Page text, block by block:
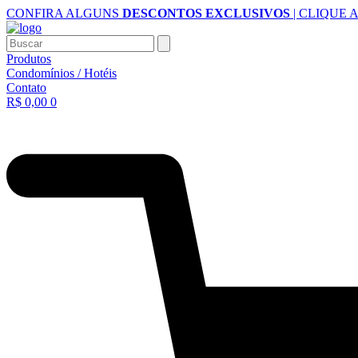
Ir
para
o
conteúdo
CONFIRA ALGUNS DESCONTOS EXCLUSIVOS | CLIQUE
Buscar
Produtos
Condomínios / Hotéis
Contato
R$ 0,00 0